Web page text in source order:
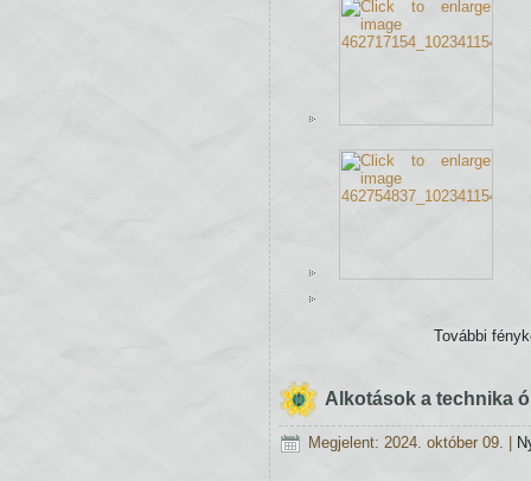
További
Alkotások a technika
Megjelent: 2024. október 09.